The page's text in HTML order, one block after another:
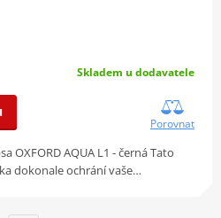
Skladem u dodavatele
Porovnat
OXFORD AQUA L1 - černá Tato
dokonale ochrání vaše…